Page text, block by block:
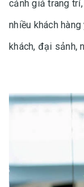
cảnh giả trang trí,
nhiều khách
khách, đại sảnh,